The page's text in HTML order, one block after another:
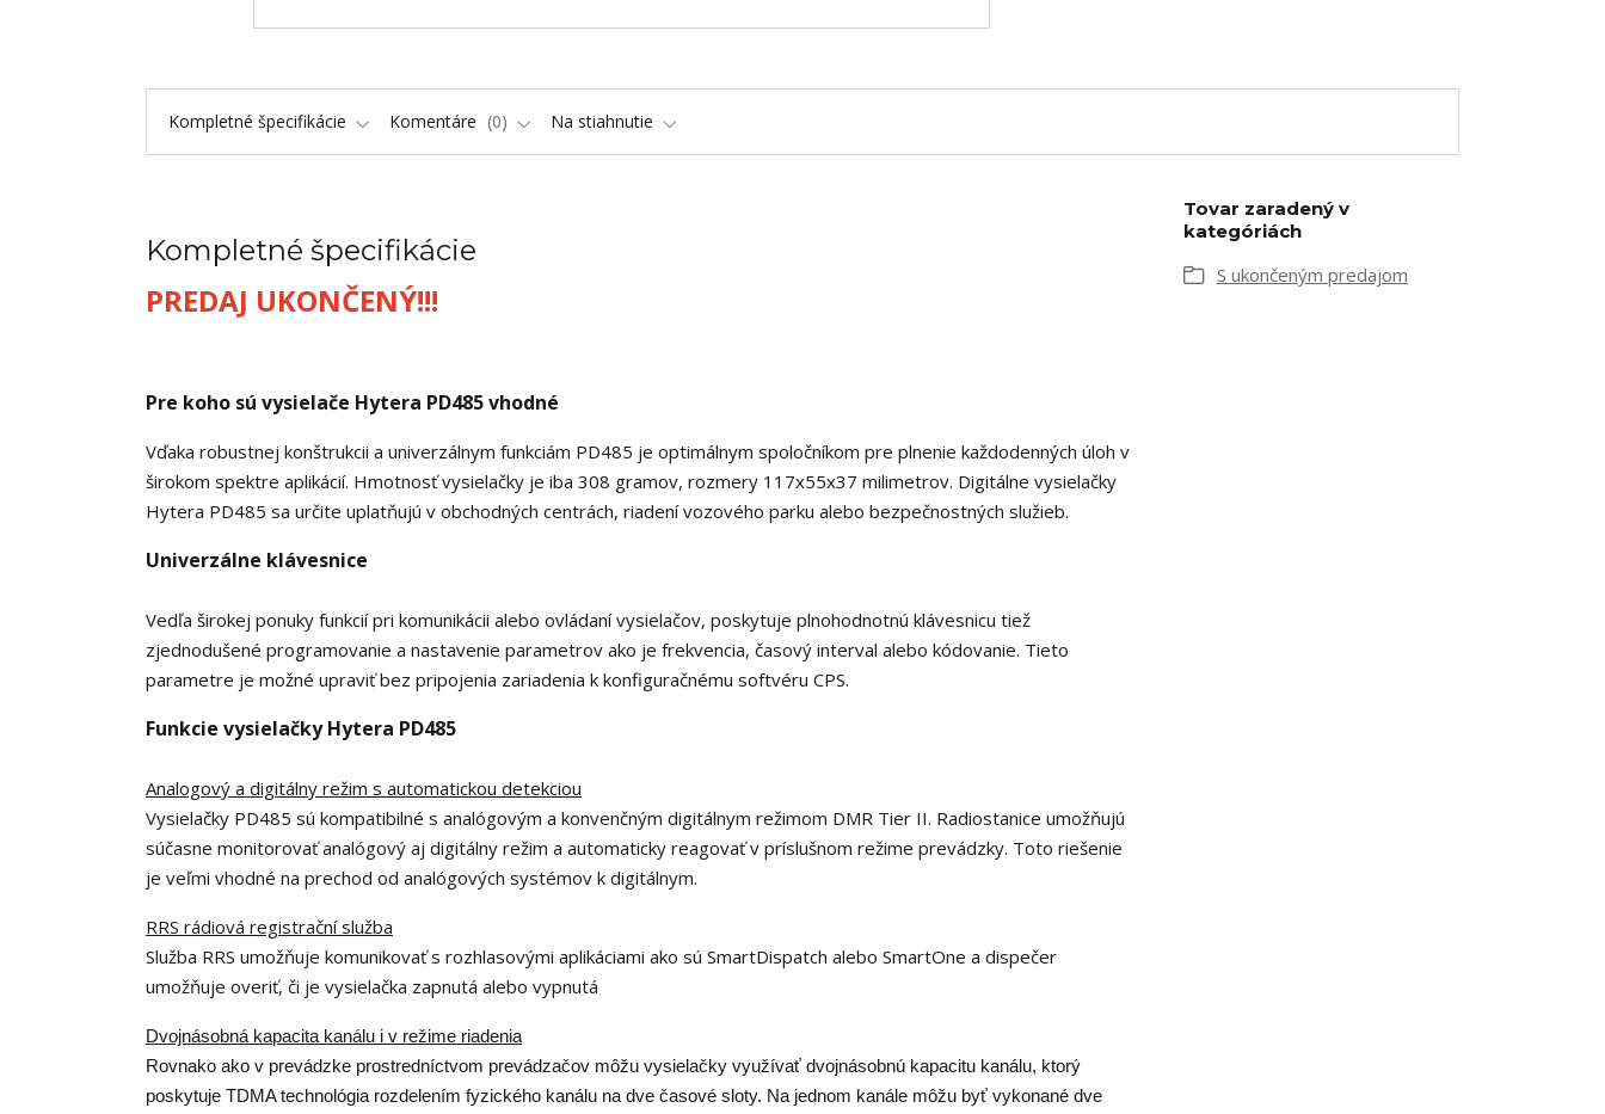
Kompletné špecifikácie Komentáre 0 Na stiahnutie
Kompletné špecifikácie
PREDAJ UKONČENÝ!!!
Pre koho sú vysielače Hytera PD485 vhodné
Vďaka robustnej konštrukcii a univerzálnym funkciám PD485 je optimálnym spoločníkom pre plnenie každodenných úloh v
širokom spektre aplikácií. Hmotnosť vysielačky je iba 308 gramov, rozmery 117x55x37 milimetrov. Digitálne vysielačky
Hytera PD485 sa určite uplatňujú v obchodných centrách, riadení vozového parku alebo bezpečnostných služieb.
Univerzálne klávesnice
Vedľa širokej ponuky funkcií pri komunikácii alebo ovládaní vysielačov, poskytuje plnohodnotnú klávesnicu tiež
zjednodušené programovanie a nastavenie parametrov ako je frekvencia, časový interval alebo kódovanie. Tieto
parametre je možné upraviť bez pripojenia zariadenia k konfiguračnému softvéru CPS.
Funkcie vysielačky Hytera PD485
Analogový a digitálny režim s automatickou detekciou
Vysielačky PD485 sú kompatibilné s analógovým a konvenčným digitálnym režimom DMR Tier II. Radiostanice umožňujú
súčasne monitorovať analógový aj digitálny režim a automaticky reagovať v príslušnom režime prevádzky. Toto riešenie
je veľmi vhodné na prechod od analógových systémov k digitálnym.
RRS rádiová registrační služba
Služba RRS umožňuje komunikovať s rozhlasovými aplikáciami ako sú SmartDispatch alebo SmartOne a dispečer
umožňuje overiť, či je vysielačka zapnutá alebo vypnutá
Dvojnásobná kapacita kanálu i v režime riadenia
Rovnako ako v prevádzke prostredníctvom prevádzačov môžu vysielačky využívať dvojnásobnú kapacitu kanálu, ktorý
poskytuje TDMA technológia rozdelením fyzického kanálu na dve časové sloty. Na jednom kanále môžu byť vykonané dve
Tovar zaradený v
kategóriách
S ukončeným predajom